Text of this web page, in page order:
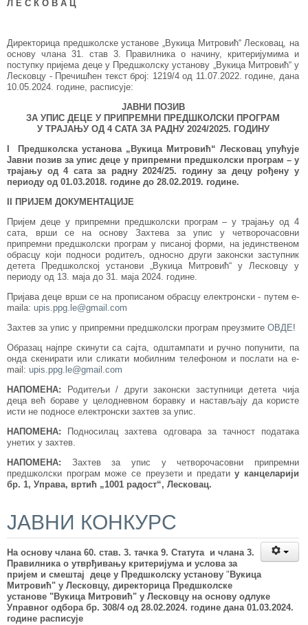
Л Е С К О В А Ц
Директорица предшколске установе „Вукица Митровић“ Лесковац, на
основу члана 31. став 3. Правилника о начину, критеријумима и
поступку пријема деце у Предшколску установу „Вукица Митровић“ у
Лесковцу - Пречишћен текст број: 1219/4 од 11.07.2022. године, дана
10.05.2024. године, расписује:
ЈАВНИ ПОЗИВ
ЗА УПИС ДЕЦЕ У ПРИПРЕМНИ ПРЕДШКОЛСКИ ПРОГРАМ
У ТРАЈАЊУ ОД 4 САТА ЗА РАДНУ 2024/2025. ГОДИНУ
Предшколска установа „ Вукица Митровић“ Лесковац упућује
Јавни позив за упис деце у припремни предшколски програм – у
трајању од 4 сата за радну 2024/25. годину за децу рођену у
периоду од 01.03.2018. године до 28.02.2019. године.
II ПРИЈЕМ ДОКУМЕНТАЦИЈЕ
Пријем деце у припремни предшколски програм – у трајању од 4
сата, врши се на основу Захтева за упис у четворочасовни
припремни предшколски програм у писаној форми, на јединственом
обрасцу који подноси родитељ, односно други законски заступник
детета Предшколској установи „Вукица Митровић“ у Лесковцу у
периоду од 13. маја до 31. маја 2024. године.
Пријава деце врши се на прописаном обрасцу електронски - путем е-
maila: upis.ppg.le@gmail.com
Захтев за упис у припремни предшколски програм преузмите ОВДЕ!
Образац најпре скинути са сајта, одштампати и ручно попунити, па
онда скенирати или сликати мобилним телефоном и послати на e-
mail: upis.ppg.le@gmail.com
НАПОМЕНА: Родитељи / други законски заступници детета чија
деца већ бораве у целодневном боравку и настављају да користе
исти не подносе електронски захтев за упис.
НАПОМЕНА: Подносилац захтева одговара за тачност података
унетих у захтев.
НАПОМЕНА: Захтев за упис у четворочасовни припремни
предшколски програм може се преузети и предатиу канцеларији
бр. 1, Управа, вртић „1001 радост“, Лесковац.
ЈАВНИ КОНКУРС
На основу члана 60. став. 3. тачка 9. Статута и члана 3.
Правилника о утврђивању критеријума и услова за
пријем и смештај деце у Предшколску установу " Вукица
Митровић" у Лесковцу, директорица Предшколске
установе "Вукица Митровић" у Лесковцу на основу одлуке
Управног одбора бр. 308/4 од 28.02.2024. године дана 01.03.2024.
године расписује